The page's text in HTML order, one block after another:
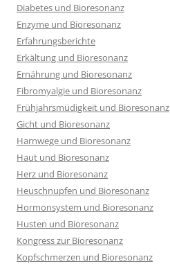
Diabetes und Bioresonanz
Enzyme und Bioresonanz
Erfahrungsberichte
Erkältung und Bioresonanz
Ernährung und Bioresonanz
Fibromyalgie und Bioresonanz
Frühjahrsmüdigkeit und Bioresonanz
Gicht und Bioresonanz
Harnwege und Bioresonanz
Haut und Bioresonanz
Herz und Bioresonanz
Heuschnupfen und Bioresonanz
Hormonsystem und Bioresonanz
Husten und Bioresonanz
Kongress zur Bioresonanz
Kopfschmerzen und Bioresonanz